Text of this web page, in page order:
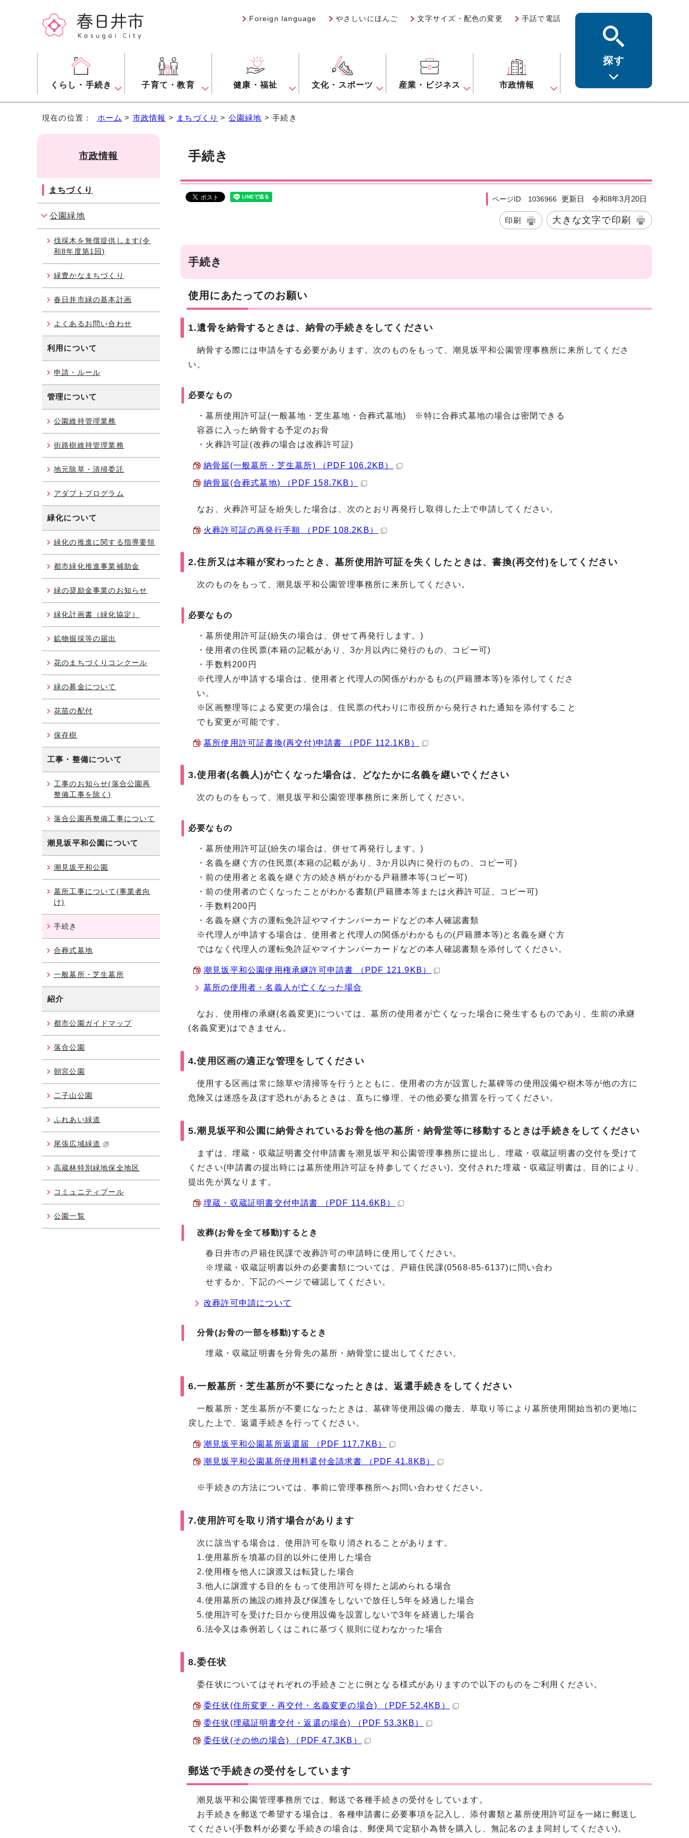
Foreign language やさしいにほんご 文字サイズ・配色の変更 手話で電話
くらし・手続き 子育て・教育 健康・福祉 文化・スポーツ 産業・ビジネス 市政情報
探す
現在の位置： ホーム > 市政情報 > まちづくり > 公園緑地 > 手続き
手続き
ページID 1036966 更新日 令和8年3月20日
印刷 大きな文字で印刷
手続き
使用にあたってのお願い
1.遺骨を納骨するときは、納骨の手続きをしてください
納骨する際には申請をする必要があります。次のものをもって、潮見坂平和公園管理事務所に来所してくださ
い。
必要なもの
・墓所使用許可証(一般墓地・芝生墓地・合葬式墓地) ※特に合葬式墓地の場合は密閉できる
容器に入った納骨する予定のお骨
・火葬許可証(改葬の場合は改葬許可証)
納骨届(一般墓所・芝生墓所) （PDF 106.2KB）
納骨届(合葬式墓地) （PDF 158.7KB）
なお、火葬許可証を紛失した場合は、次のとおり再発行し取得した上で申請してください。
火葬許可証の再発行手順 （PDF 108.2KB）
2.住所又は本籍が変わったとき、墓所使用許可証を失くしたときは、書換(再交付)をしてください
次のものをもって、潮見坂平和公園管理事務所に来所してください。
必要なもの
・墓所使用許可証(紛失の場合は、併せて再発行します。)
・使用者の住民票(本籍の記載があり、3か月以内に発行のもの、コピー可)
・手数料200円
※代理人が申請する場合は、使用者と代理人の関係がわかるもの(戸籍謄本等)を添付してくださ
い。
※区画整理等による変更の場合は、住民票の代わりに市役所から発行された通知を添付すること
でも変更が可能です。
墓所使用許可証書換(再交付)申請書 （PDF 112.1KB）
3.使用者(名義人)が亡くなった場合は、どなたかに名義を継いでください
次のものをもって、潮見坂平和公園管理事務所に来所してください。
必要なもの
・墓所使用許可証(紛失の場合は、併せて再発行します。)
・名義を継ぐ方の住民票(本籍の記載があり、3か月以内に発行のもの、コピー可)
・前の使用者と名義を継ぐ方の続き柄がわかる戸籍謄本等(コピー可)
・前の使用者の亡くなったことがわかる書類(戸籍謄本等または火葬許可証、コピー可)
・手数料200円
・名義を継ぐ方の運転免許証やマイナンバーカードなどの本人確認書類
※代理人が申請する場合は、使用者と代理人の関係がわかるもの(戸籍謄本等)と名義を継ぐ方
ではなく代理人の運転免許証やマイナンバーカードなどの本人確認書類を添付してください。
潮見坂平和公園使用権承継許可申請書 （PDF 121.9KB）
墓所の使用者・名義人が亡くなった場合
なお、使用権の承継(名義変更)については、墓所の使用者が亡くなった場合に発生するものであり、生前の承継
(名義変更)はできません。
4.使用区画の適正な管理をしてください
使用する区画は常に除草や清掃等を行うとともに、使用者の方が設置した墓碑等の使用設備や樹木等が他の方に
危険又は迷惑を及ぼす恐れがあるときは、直ちに修理、その他必要な措置を行ってください。
5.潮見坂平和公園に納骨されているお骨を他の墓所・納骨堂等に移動するときは手続きをしてください
まずは、埋蔵・収蔵証明書交付申請書を潮見坂平和公園管理事務所に提出し、埋蔵・収蔵証明書の交付を受けて
ください(申請書の提出時には墓所使用許可証を持参してください)。交付された埋蔵・収蔵証明書は、目的により、
提出先が異なります。
埋蔵・収蔵証明書交付申請書 （PDF 114.6KB）
改葬(お骨を全て移動)するとき
春日井市の戸籍住民課で改葬許可の申請時に使用してください。
※埋蔵・収蔵証明書以外の必要書類については、戸籍住民課(0568-85-6137)に問い合わ
せするか、下記のページで確認してください。
改葬許可申請について
分骨(お骨の一部を移動)するとき
埋蔵・収蔵証明書を分骨先の墓所・納骨堂に提出してください。
6.一般墓所・芝生墓所が不要になったときは、返還手続きをしてください
一般墓所・芝生墓所が不要になったときは、墓碑等使用設備の撤去、草取り等により墓所使用開始当初の更地に
戻した上で、返還手続きを行ってください。
潮見坂平和公園墓所返還届 （PDF 117.7KB）
潮見坂平和公園墓所使用料還付金請求書 （PDF 41.8KB）
※手続きの方法については、事前に管理事務所へお問い合わせください。
7.使用許可を取り消す場合があります
次に該当する場合は、使用許可を取り消されることがあります。
1.使用墓所を墳墓の目的以外に使用した場合
2.使用権を他人に譲渡又は転貸した場合
3.他人に譲渡する目的をもって使用許可を得たと認められる場合
4.使用墓所の施設の維持及び保護をしないで放任し5年を経過した場合
5.使用許可を受けた日から使用設備を設置しないで3年を経過した場合
6.法令又は条例若しくはこれに基づく規則に従わなかった場合
8.委任状
委任状についてはそれぞれの手続きごとに例となる様式がありますので以下のものをご利用ください。
委任状(住所変更・再交付・名義変更の場合) （PDF 52.4KB）
委任状(埋蔵証明書交付・返還の場合) （PDF 53.3KB）
委任状(その他の場合) （PDF 47.3KB）
郵送で手続きの受付をしています
潮見坂平和公園管理事務所では、郵送で各種手続きの受付をしています。
お手続きを郵送で希望する場合は、各種申請書に必要事項を記入し、添付書類と墓所使用許可証を一緒に郵送し
てください(手数料が必要な手続きの場合は、郵便局で定額小為替を購入し、無記名のまま同封してください)。
市政情報
まちづくり
公園緑地
伐採木を無償提供します(令
和8年度第1回)
緑豊かなまちづくり
春日井市緑の基本計画
よくあるお問い合わせ
利用について
申請・ルール
管理について
公園維持管理業務
街路樹維持管理業務
地元除草・清掃委託
アダプトプログラム
緑化について
緑化の推進に関する指導要領
都市緑化推進事業補助金
緑の奨励金事業のお知らせ
緑化計画書（緑化協定）
鉱物掘採等の届出
花のまちづくりコンクール
緑の募金について
花苗の配付
保存樹
工事・整備について
工事のお知らせ(落合公園再
整備工事を除く)
落合公園再整備工事について
潮見坂平和公園 について
潮見坂平和公園
墓所工事について(事業者向
け)
手続き
合葬式墓地
一般墓所・芝生墓所
紹介
都市公園ガイドマップ
落合公園
朝宮公園
二子山公園
ふれあい緑道
尾張広域緑道
高蔵林特別緑地保全地区
コミュニティプール
公園一覧